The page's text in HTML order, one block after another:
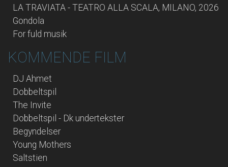
LA TRAVIATA - TEATRO ALLA SCALA, MILANO, 2026
Gondola
For fuld musik
KOMMENDE FILM
DJ Ahmet
Dobbeltspil
The Invite
Dobbeltspil - Dk undertekster
Begyndelser
Young Mothers
Saltstien